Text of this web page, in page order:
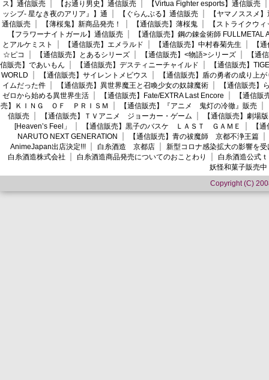
ス】通信販売
【お通り男史】通信販売
【Virtua Fighter esports】通信販売
ッシブ- 星なき夜のアリア』】通
【ぐらんぶる】通信販売
【ヤマノススメ
通信販売
【薄桜鬼】新商品発売！ 【通信販売】薄桜鬼
【ストライクウ
【フラワーナイトガール】通信販売
【通信販売】鋼の錬金術師 FULLMETAL
とアルケミスト
【通信販売】エメラルド 【通信販売】中村春菊先生
【
☆ピコ
【通信販売】とあるシリーズ 【通信販売】<物語>シリーズ
【通
信販売】であいもん
【通信販売】デスティニーチャイルド
【通信販売】
WORLD
【通信販売】サイレントメビウス
【通信販売】盾の勇者の成り上が
イムだった件
【通信販売】異世界魔王と召喚少女の奴隷魔術
【通信販売】
ゼロから始める異世界生活
【通信販売】Fate/EXTRA Last Encore
【通信
売】ＫＩＮＧ ＯＦ ＰＲＩＳＭ
【通信販売】『アニメ 鬼灯の冷徹』販売
信販売
【通信販売】ＴＶアニメ ジョーカー・ゲーム
【通信販売】劇場
[Heaven’s Feel」
【通信販売】黒子のバスケ ＬＡＳＴ ＧＡＭＥ
【
NARUTO NEXT GENERATION
【通信販売】青の祓魔師 京都不浄王篇
AnimeJapan出店決定!!!
白糸酒造 京都店
新型コロナ感染拡大の影響を
白糸酒造株式会社
白糸酒造商品発売についてのおことわり
白糸酒造公式
妖怪和菓子販売中
Copyright (C)